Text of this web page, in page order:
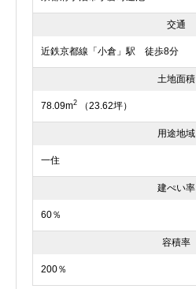
交通
近鉄京都線「小倉」駅 徒歩8分
土地面積
78.09m2 （23.62坪）
用途地域
一住
建ぺい率
60％
容積率
200％